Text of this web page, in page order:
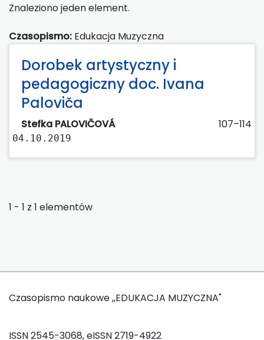
Znaleziono jeden element.
Czasopismo: Edukacja Muzyczna
Dorobek artystyczny i
pedagogiczny doc. Ivana
Paloviča
Stefka PALOVIČOVÁ 107–114
04.10.2019
1 - 1 z 1 elementów
Czasopismo naukowe ,,EDUKACJA MUZYCZNA"
ISSN 2545-3068, eISSN 2719-4922